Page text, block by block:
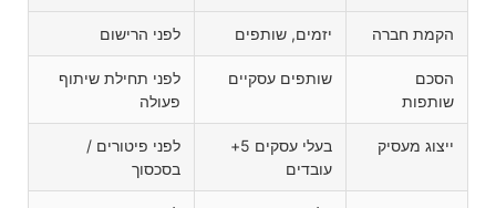
הקמת חברה יזמים, שותפים לפני הרישום
הסכם
שותפות
שותפים עסקיים
לפני תחילת שיתוף
פעולה
ייצוג מעסיק
בעלי עסקים 5+
עובדים
לפני פיטורים /
בסכסוך